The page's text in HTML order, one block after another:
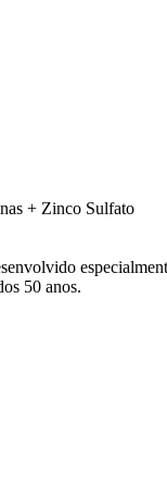
+ Zinco Sulfato
50 anos.